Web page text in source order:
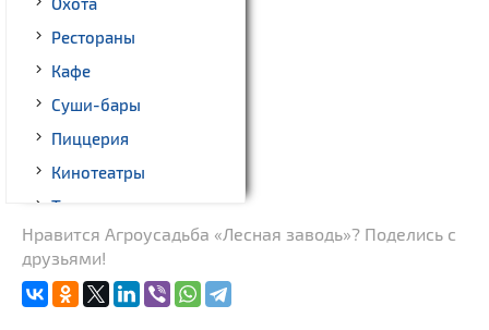
Рестораны
Кафе
Суши-бары
Пиццерия
Кинотеатры
Театры
Ночные клубы
Казино
Нравится Агроусадьба «Лесная заводь»? Поделись с
друзьями!